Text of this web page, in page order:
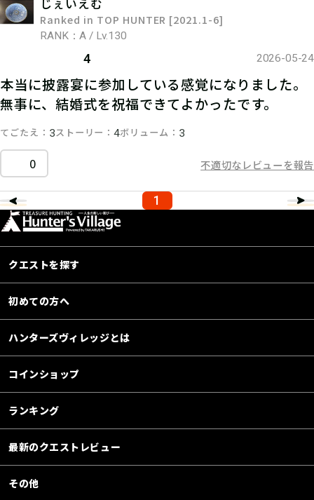
Ranked in TOP HUNTER [2021.1-6]
RANK：A / Lv.130
4 2026-05-24
本当に披露宴に参加している感覚になりました。
無事に、結婚式を祝福できてよかったです。
てごたえ 3ストーリー 4ボリューム 3
0 不適切なレビューを報告
1
クエストを探す
初めての方へ
ハンターズヴィレッジとは
コインショップ
ランキング
最新のクエストレビュー
その他